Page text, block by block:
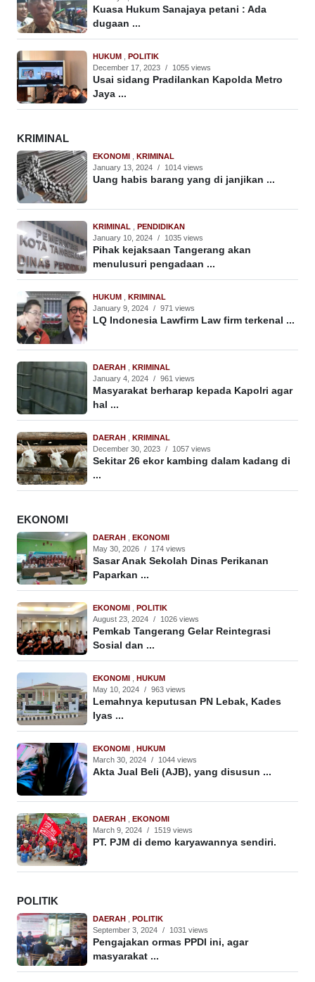
Kuasa Hukum Sanajaya petani : Ada
dugaan ...
HUKUM , POLITIK
December 17, 2023 / 1055 views
Usai sidang Pradilankan Kapolda Metro
Jaya ...
KRIMINAL
EKONOMI , KRIMINAL
January 13, 2024 / 1014 views
Uang habis barang yang di janjikan ...
KRIMINAL , PENDIDIKAN
January 10, 2024 / 1035 views
Pihak kejaksaan Tangerang akan
menulusuri pengadaan ...
HUKUM , KRIMINAL
January 9, 2024 / 971 views
LQ Indonesia Lawfirm Law firm terkenal ...
DAERAH , KRIMINAL
January 4, 2024 / 961 views
Masyarakat berharap kepada Kapolri agar
hal ...
DAERAH , KRIMINAL
December 30, 2023 / 1057 views
Sekitar 26 ekor kambing dalam kadang di
...
EKONOMI
DAERAH , EKONOMI
May 30, 2026 / 174 views
Sasar Anak Sekolah Dinas Perikanan
Paparkan ...
EKONOMI , POLITIK
August 23, 2024 / 1026 views
Pemkab Tangerang Gelar Reintegrasi
Sosial dan ...
EKONOMI , HUKUM
May 10, 2024 / 963 views
Lemahnya keputusan PN Lebak, Kades
Iyas ...
EKONOMI , HUKUM
March 30, 2024 / 1044 views
Akta Jual Beli (AJB), yang disusun ...
DAERAH , EKONOMI
March 9, 2024 / 1519 views
PT. PJM di demo karyawannya sendiri.
POLITIK
DAERAH , POLITIK
September 3, 2024 / 1031 views
Pengajakan ormas PPDI ini, agar
masyarakat ...